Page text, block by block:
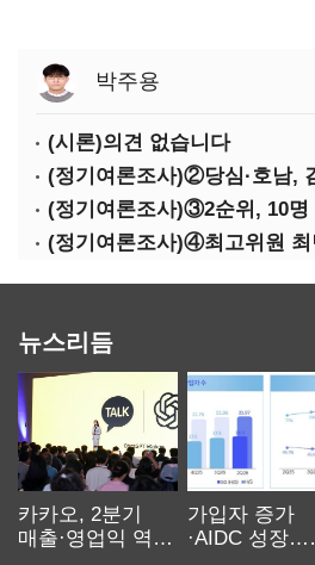
박주용
(시론)의견 없습니다
뉴스리듬
카카오, 2분기
매출·영업익 역대
가입자 증가
·AIDC 성장…